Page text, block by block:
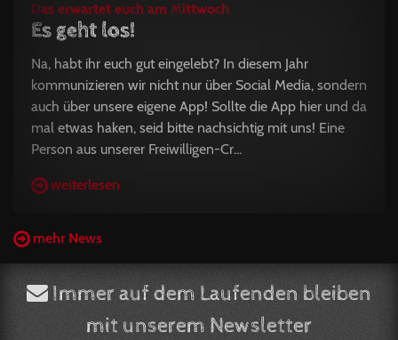
Das erwartet euch am Mittwoch
Es geht los!
Na, habt ihr euch gut eingelebt? In diesem Jahr
kommunizieren wir nicht nur über Social Media, sondern
auch über unsere eigene App! Sollte die App hier und da
mal etwas haken, seid bitte nachsichtig mit uns! Eine
Person aus unserer Freiwilligen-Cr...
weiterlesen
mehr News
Immer auf dem Laufenden bleiben
mit unserem Newsletter